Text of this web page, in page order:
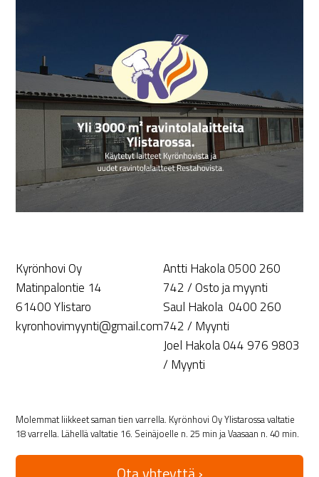
Kyrönhovi Oy
Matinpalontie 14
61400 Ylistaro
kyronhovimyynti@gmail.com
Antti Hakola 0500 260
742 / Osto ja myynti
Saul Hakola 0400 260
742 / Myynti
Joel Hakola 044 976 9803
/ Myynti
Molemmat liikkeet saman tien varrella. Kyrönhovi Oy Ylistarossa valtatie
18 varrella. Lähellä valtatie 16. Seinäjoelle n. 25 min ja Vaasaan n. 40 min.